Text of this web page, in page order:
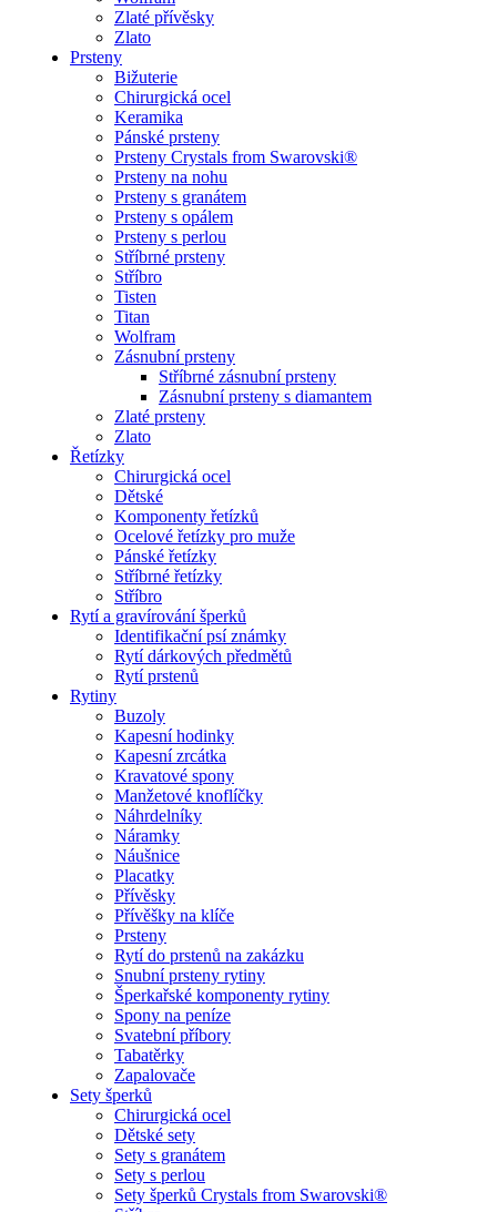
Zlaté přívěsky
Zlato
Prsteny
Bižuterie
Chirurgická ocel
Keramika
Pánské prsteny
Prsteny Crystals from Swarovski®
Prsteny na nohu
Prsteny s granátem
Prsteny s opálem
Prsteny s perlou
Stříbrné prsteny
Stříbro
Tisten
Titan
Wolfram
Zásnubní prsteny
Stříbrné zásnubní prsteny
Zásnubní prsteny s diamantem
Zlaté prsteny
Zlato
Řetízky
Chirurgická ocel
Dětské
Komponenty řetízků
Ocelové řetízky pro muže
Pánské řetízky
Stříbrné řetízky
Stříbro
Rytí a gravírování šperků
Identifikační psí známky
Rytí dárkových předmětů
Rytí prstenů
Rytiny
Buzoly
Kapesní hodinky
Kapesní zrcátka
Kravatové spony
Manžetové knoflíčky
Náhrdelníky
Náramky
Náušnice
Placatky
Přívěsky
Přívěšky na klíče
Prsteny
Rytí do prstenů na zakázku
Snubní prsteny rytiny
Šperkařské komponenty rytiny
Spony na peníze
Svatební příbory
Tabatěrky
Zapalovače
Sety šperků
Chirurgická ocel
Dětské sety
Sety s granátem
Sety s perlou
Sety šperků Crystals from Swarovski®